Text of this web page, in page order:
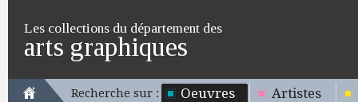
Les collections du département des
arts graphiques
Recherche sur : Oeuvres Artistes